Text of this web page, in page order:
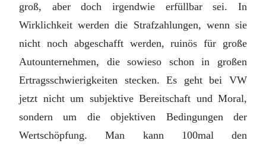
groß, aber doch irgendwie erfüllbar sei. In
Wirklichkeit werden die Strafzahlungen, wenn sie
nicht noch abgeschafft werden, ruinös für große
Autounternehmen, die sowieso schon in großen
Ertragsschwierigkeiten stecken. Es geht bei VW
jetzt nicht um subjektive Bereitschaft und Moral,
sondern um die objektiven Bedingungen der
Wertschöpfung. Man kann 100mal den